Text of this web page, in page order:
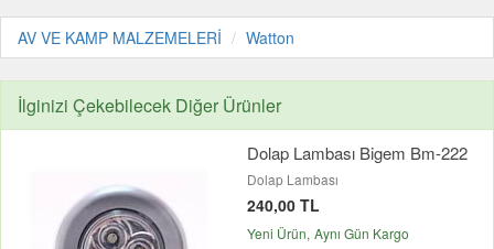
AV VE KAMP MALZEMELERİ Watton
İlginizi Çekebilecek Diğer Ürünler
Dolap Lambası Bigem Bm-222
Dolap Lambası
240,00 TL
Yeni Ürün Aynı Gün Kargo